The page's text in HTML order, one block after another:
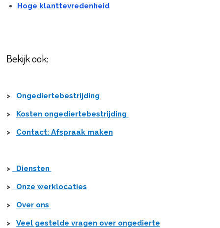
Hoge klanttevredenheid
Bekijk ook:
> Ongediertebestrijding
> Kosten ongediertebestrijding
> Contact: Afspraak maken
> Diensten
> Onze werklocaties
> Over ons
> Veel gestelde vragen over ongedierte